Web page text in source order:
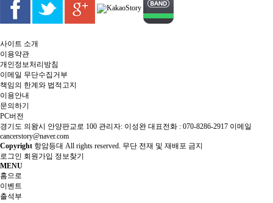
사이트 소개
이용약관
개인정보처리방침
이메일 무단수집거부
책임의 한계와 법적고지
이용안내
문의하기
PC버전
경기도 의왕시 안양판교로 100 관리자: 이성완 대표전화 : 070-8286-2917 이메일
cancerstory@naver.com
Copyright 항암등대 All rights reserved. 무단 전재 및 재배포 금지
로그인 회원가입 정보찾기
MENU
홈으로
이벤트
출석부